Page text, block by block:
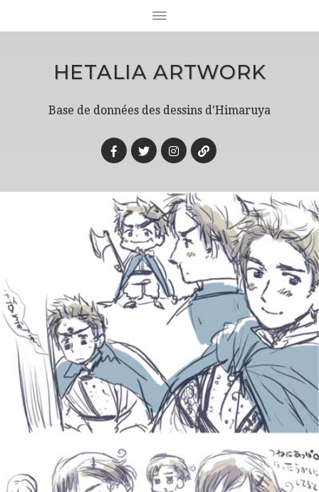
HETALIA ARTWORK
Base de données des dessins d'Himaruya